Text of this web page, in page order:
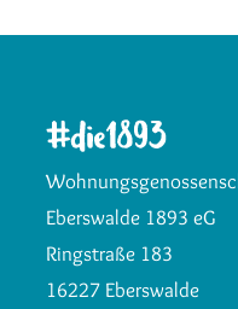
Eberswalde 1893 eG
Ringstraße 183
16227 Eberswalde